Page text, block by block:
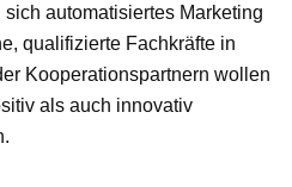
automatisiertes Marketing
qualifizierte Fachkräfte in
Kooperationspartnern wollen
als auch innovativ